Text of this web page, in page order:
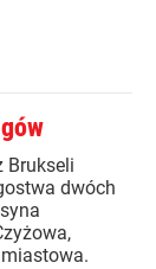
Brukseli
dwóch